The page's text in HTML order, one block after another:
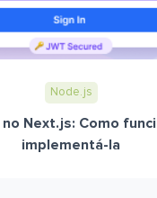
Node.js
Next.js: Como
implementá-la